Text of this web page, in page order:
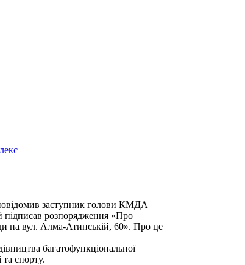
заступник голови КМДА
підписав розпорядження «Про
на вул. Алма-Атинській, 60». Про це
багатофункціональної
спорту.